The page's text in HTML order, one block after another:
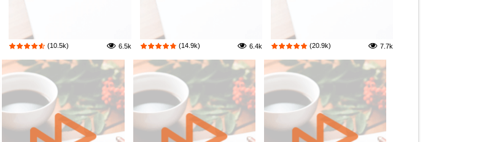
(10.5k) 6.5k (14.9k) 6.4k (20.9k) 7.7k